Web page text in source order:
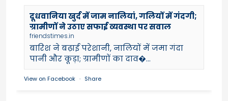
दूधवानिया खुर्द में जाम नालियां, गलियों में गंदगी;
ग्रामीणों ने उठाए सफाई व्यवस्था पर सवाल
friendstimes.in
बारिश ने बढ़ाई परेशानी, नालियों में जमा गंदा
पानी और कूड़ा; ग्रामीणों का दाव�...
View on Facebook · Share